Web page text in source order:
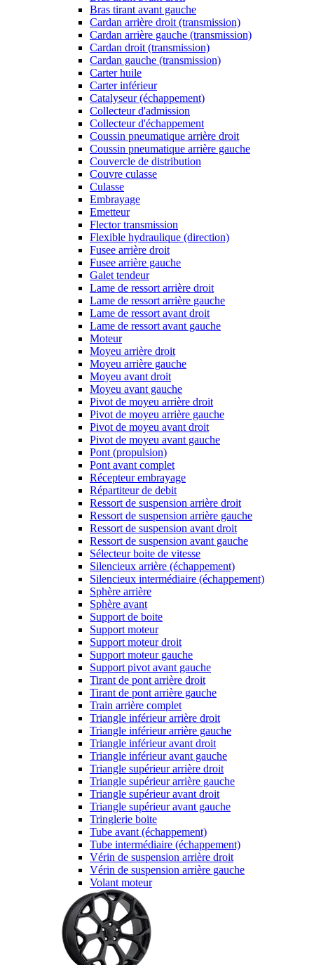
Bras tirant avant gauche
Cardan arrière droit (transmission)
Cardan arrière gauche (transmission)
Cardan droit (transmission)
Cardan gauche (transmission)
Carter huile
Carter inférieur
Catalyseur (échappement)
Collecteur d'admission
Collecteur d'échappement
Coussin pneumatique arrière droit
Coussin pneumatique arrière gauche
Couvercle de distribution
Couvre culasse
Culasse
Embrayage
Emetteur
Flector transmission
Flexible hydraulique (direction)
Fusee arrière droit
Fusee arrière gauche
Galet tendeur
Lame de ressort arrière droit
Lame de ressort arrière gauche
Lame de ressort avant droit
Lame de ressort avant gauche
Moteur
Moyeu arrière droit
Moyeu arrière gauche
Moyeu avant droit
Moyeu avant gauche
Pivot de moyeu arrière droit
Pivot de moyeu arrière gauche
Pivot de moyeu avant droit
Pivot de moyeu avant gauche
Pont (propulsion)
Pont avant complet
Récepteur embrayage
Répartiteur de debit
Ressort de suspension arrière droit
Ressort de suspension arrière gauche
Ressort de suspension avant droit
Ressort de suspension avant gauche
Sélecteur boite de vitesse
Silencieux arrière (échappement)
Silencieux intermédiaire (échappement)
Sphère arrière
Sphère avant
Support de boite
Support moteur
Support moteur droit
Support moteur gauche
Support pivot avant gauche
Tirant de pont arrière droit
Tirant de pont arrière gauche
Train arrière complet
Triangle inférieur arrière droit
Triangle inférieur arrière gauche
Triangle inférieur avant droit
Triangle inférieur avant gauche
Triangle supérieur arrière droit
Triangle supérieur arrière gauche
Triangle supérieur avant droit
Triangle supérieur avant gauche
Tringlerie boite
Tube avant (échappement)
Tube intermédiaire (échappement)
Vérin de suspension arrière droit
Vérin de suspension arrière gauche
Volant moteur